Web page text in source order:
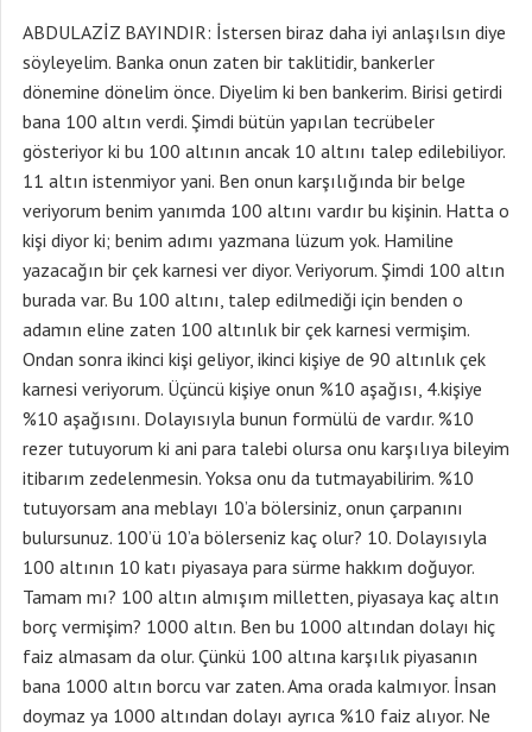
ABDULAZİZ BAYINDIR: İstersen biraz daha iyi anlaşılsın diye
söyleyelim. Banka onun zaten bir taklitidir, bankerler
dönemine dönelim önce. Diyelim ki ben bankerim. Birisi getirdi
bana 100 altın verdi. Şimdi bütün yapılan tecrübeler
gösteriyor ki bu 100 altının ancak 10 altını talep edilebiliyor.
11 altın istenmiyor yani. Ben onun karşılığında bir belge
veriyorum benim yanımda 100 altını vardır bu kişinin. Hatta o
kişi diyor ki; benim adımı yazmana lüzum yok. Hamiline
yazacağın bir çek karnesi ver diyor. Veriyorum. Şimdi 100 altın
burada var. Bu 100 altını, talep edilmediği için benden o
adamın eline zaten 100 altınlık bir çek karnesi vermişim.
Ondan sonra ikinci kişi geliyor, ikinci kişiye de 90 altınlık çek
karnesi veriyorum. Üçüncü kişiye onun %10 aşağısı, 4.kişiye
%10 aşağısını. Dolayısıyla bunun formülü de vardır. %10
rezer tutuyorum ki ani para talebi olursa onu karşılıya bileyim
itibarım zedelenmesin. Yoksa onu da tutmayabilirim. %10
tutuyorsam ana meblayı 10’a bölersiniz, onun çarpanını
bulursunuz. 100’ü 10’a bölerseniz kaç olur? 10. Dolayısıyla
100 altının 10 katı piyasaya para sürme hakkım doğuyor.
Tamam mı? 100 altın almışım milletten, piyasaya kaç altın
borç vermişim? 1000 altın. Ben bu 1000 altından dolayı hiç
faiz almasam da olur. Çünkü 100 altına karşılık piyasanın
bana 1000 altın borcu var zaten. Ama orada kalmıyor. İnsan
doymaz ya 1000 altından dolayı ayrıca %10 faiz alıyor. Ne